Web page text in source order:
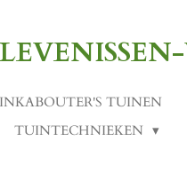
TUINEN
TUINTECHNIEKEN